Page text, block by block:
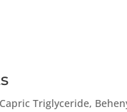
Triglyceride,